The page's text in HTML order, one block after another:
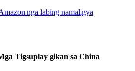
Tigsuplay gikan sa China